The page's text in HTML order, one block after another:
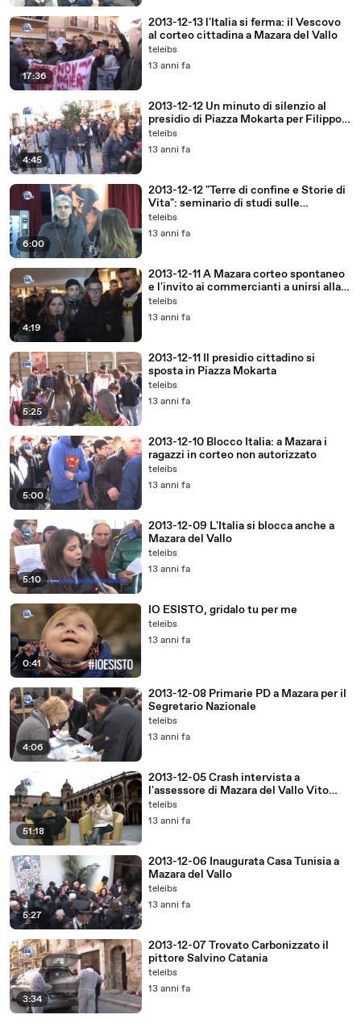
17:36
2013-12-13 l'Italia si ferma: il Vescovo
al corteo cittadina a Mazara del Vallo
teleibs
13 anni fa
4:45
2013-12-12 Un minuto di silenzio al
presidio di Piazza Mokarta per Filippo
Arena
teleibs
13 anni fa
6:00
2013-12-12 "Terre di confine e Storie di
Vita": seminario di studi sulle
migrazioni
teleibs
13 anni fa
4:19
2013-12-11 A Mazara corteo spontaneo
e l'invito ai commercianti a unirsi alla
lotta
teleibs
13 anni fa
5:25
2013-12-11 Il presidio cittadino si
sposta in Piazza Mokarta
teleibs
13 anni fa
5:00
2013-12-10 Blocco Italia: a Mazara i
ragazzi in corteo non autorizzato
teleibs
13 anni fa
5:10
2013-12-09 L'Italia si blocca anche a
Mazara del Vallo
teleibs
13 anni fa
0:41
IO ESISTO, gridalo tu per me
teleibs
13 anni fa
4:06
2013-12-08 Primarie PD a Mazara per il
Segretario Nazionale
teleibs
13 anni fa
51:18
2013-12-05 Crash intervista a
l'assessore di Mazara del Vallo Vito
Billardello
teleibs
13 anni fa
5:27
2013-12-06 Inaugurata Casa Tunisia a
Mazara del Vallo
teleibs
13 anni fa
3:34
2013-12-07 Trovato Carbonizzato il
pittore Salvino Catania
teleibs
13 anni fa